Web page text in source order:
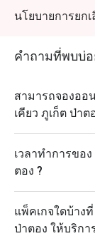
รสชาติจัดจ้
วันที่: ทุกวันพุธ
เวลา: 18:00
ราคา: 890
ส่วนลดอีททิ
ราคาสุทธิร
เด็กอายุ
นโยบายการยก
คำถามที่พบบ่อ
สามารถจองออ
เคียว ภูเก็ต ป่าต
เวลาทำการขอ
ตอง ?
แพ็คเกจใดบ้าง
ป่าตอง ให้บริกา